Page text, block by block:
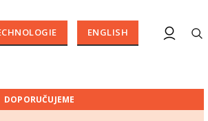
ENGLISH
DOPORUČUJEME